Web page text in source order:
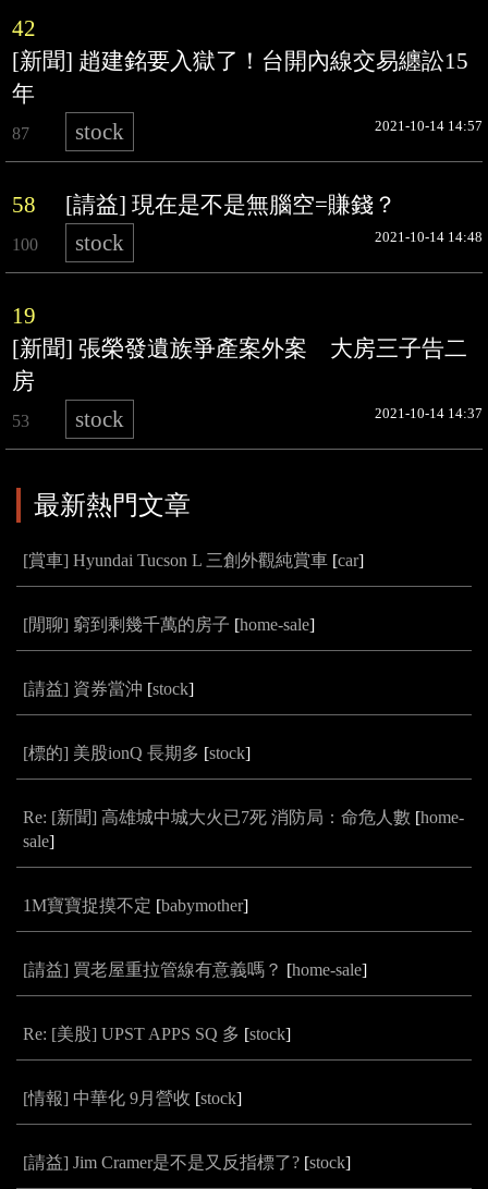
42
[新聞] 趙建銘要入獄了！台開內線交易纏訟15
年
87 stock 2021-10-14 14:57
58 [請益] 現在是不是無腦空=賺錢？
100 stock 2021-10-14 14:48
19
[新聞] 張榮發遺族爭產案外案 大房三子告二
房
53 stock 2021-10-14 14:37
最新熱門文章
[賞車] Hyundai Tucson L 三創外觀純賞車 [car]
[閒聊] 窮到剩幾千萬的房子 [home-sale]
[請益] 資券當沖 [stock]
[標的] 美股ionQ 長期多 [stock]
Re: [新聞] 高雄城中城大火已7死 消防局：命危人數 [home-
sale]
1M寶寶捉摸不定 [babymother]
[請益] 買老屋重拉管線有意義嗎？ [home-sale]
Re: [美股] UPST APPS SQ 多 [stock]
[情報] 中華化 9月營收 [stock]
[請益] Jim Cramer是不是又反指標了? [stock]